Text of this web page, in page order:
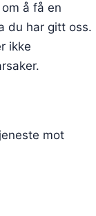
å få en
du har gitt oss.
ikke
mot